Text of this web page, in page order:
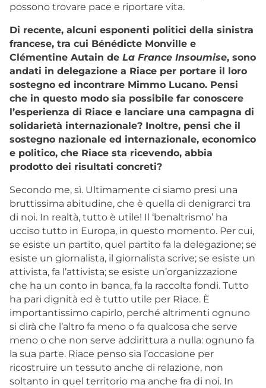
possono trovare pace e riportare vita.
Di recente, alcuni esponenti politici della sinistra
francese, tra cui Bénédicte Monville e
Clémentine Autain de La France Insoumise, sono
andati in delegazione a Riace per portare il loro
sostegno ed incontrare Mimmo Lucano. Pensi
che in questo modo sia possibile far conoscere
l’esperienza di Riace e lanciare una campagna di
solidarietà internazionale? Inoltre, pensi che il
sostegno nazionale ed internazionale, economico
e politico, che Riace sta ricevendo, abbia
prodotto dei risultati concreti?
Secondo me, sì. Ultimamente ci siamo presi una
bruttissima abitudine, che è quella di denigrarci tra
di noi. In realtà, tutto è utile! Il ‘benaltrismo’ ha
ucciso tutto in Europa, in questo momento. Per cui,
se esiste un partito, quel partito fa la delegazione; se
esiste un giornalista, il giornalista scrive; se esiste un
attivista, fa l’attivista; se esiste un’organizzazione
che ha un conto in banca, fa la raccolta fondi. Tutto
ha pari dignità ed è tutto utile per Riace. È
importantissimo capirlo, perché altrimenti ognuno
si dirà che l’altro fa meno o fa qualcosa che serve
meno o che non serve addirittura a nulla: ognuno fa
la sua parte. Riace penso sia l’occasione per
ricostruire un tessuto anche di relazione, non
soltanto in quel territorio ma anche fra di noi. In